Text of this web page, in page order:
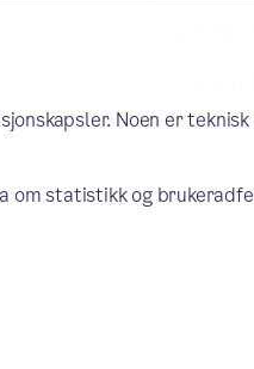
Noen er teknisk
om statistikk og